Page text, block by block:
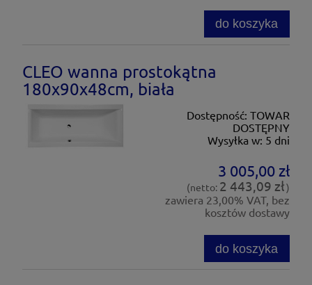
do koszyka
CLEO wanna prostokątna
180x90x48cm, biała
Dostępność: TOWAR
DOSTĘPNY
Wysyłka w: 5 dni
3 005,00 zł
(netto: 2 443,09 zł)
zawiera 23,00% VAT, bez
kosztów dostawy
do koszyka